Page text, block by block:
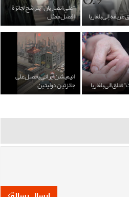
"علي انصاريان" يترشح لجائزة
افضل ممثل
تحلق الى بلغاريا
انيميشن ايراني يحصل على
جائزتين دوليتين